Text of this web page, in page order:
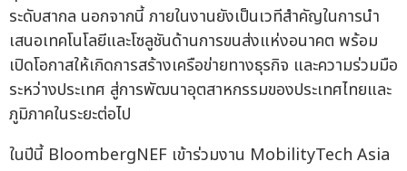
ระดับสากล นอกจากนี้ ภายในงานยังเป็นเวทีสำคัญในการนำ
เสนอเทคโนโลยีและโซลูชันด้านการขนส่งแห่งอนาคต พร้อม
เปิดโอกาสให้เกิดการสร้างเครือข่ายทางธุรกิจ และความร่วมมือ
ระหว่างประเทศ สู่การพัฒนาอุตสาหกรรมของประเทศไทยและ
ภูมิภาคในระยะต่อไป
ในปีนี้ BloombergNEF เข้าร่วมงาน MobilityTech Asia